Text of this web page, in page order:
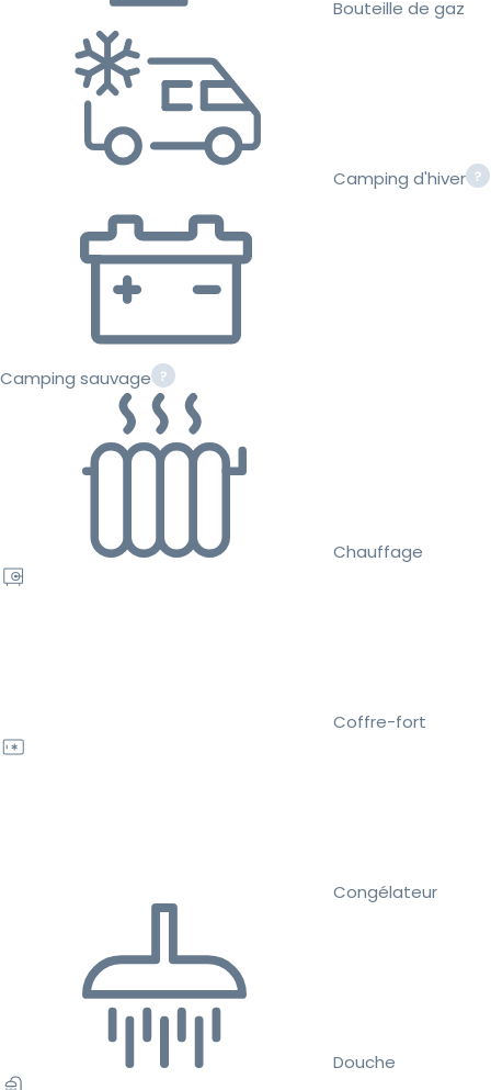
Bouteille de gaz
Camping d'hiver
Camping sauvage
Chauffage
Coffre-fort
Congélateur
Douche